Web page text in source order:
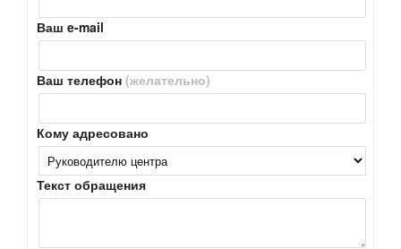
Ваш e-mail
Ваш телефон (желательно)
Кому адресовано
Текст обращения